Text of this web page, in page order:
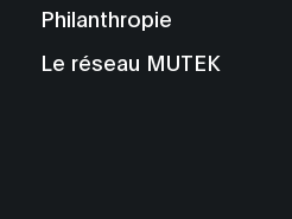
Philanthropie
Le réseau MUTEK